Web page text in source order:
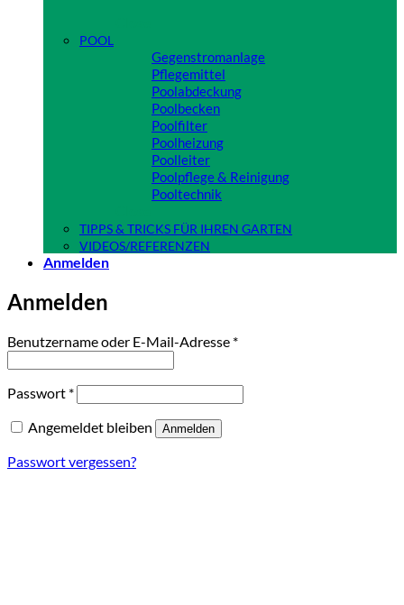
POOL
Gegenstromanlage
Pflegemittel
Poolabdeckung
Poolbecken
Poolfilter
Poolheizung
Poolleiter
Poolpflege & Reinigung
Pooltechnik
TIPPS & TRICKS FÜR IHREN GARTEN
VIDEOS/REFERENZEN
Anmelden
Anmelden
Benutzername oder E-Mail-Adresse *Erforderlich
Passwort *Erforderlich
Angemeldet bleiben Anmelden
Passwort vergessen?